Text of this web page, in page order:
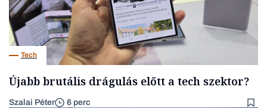
Tech
Újabb brutális drágulás előtt a tech szektor?
Szalai Péter 6 perc